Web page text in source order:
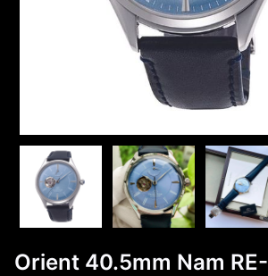
Orient 40.5mm Nam RE-